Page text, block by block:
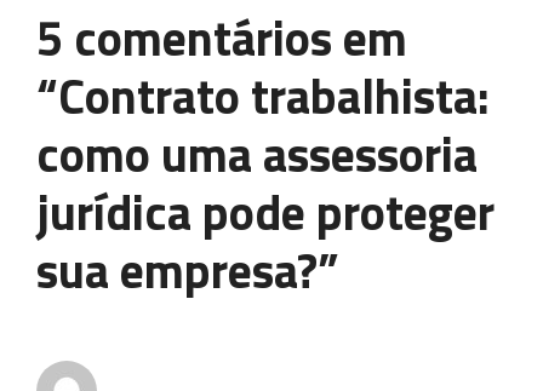
5 comentários em
“Contrato trabalhista:
como uma assessoria
jurídica pode proteger
sua empresa?”